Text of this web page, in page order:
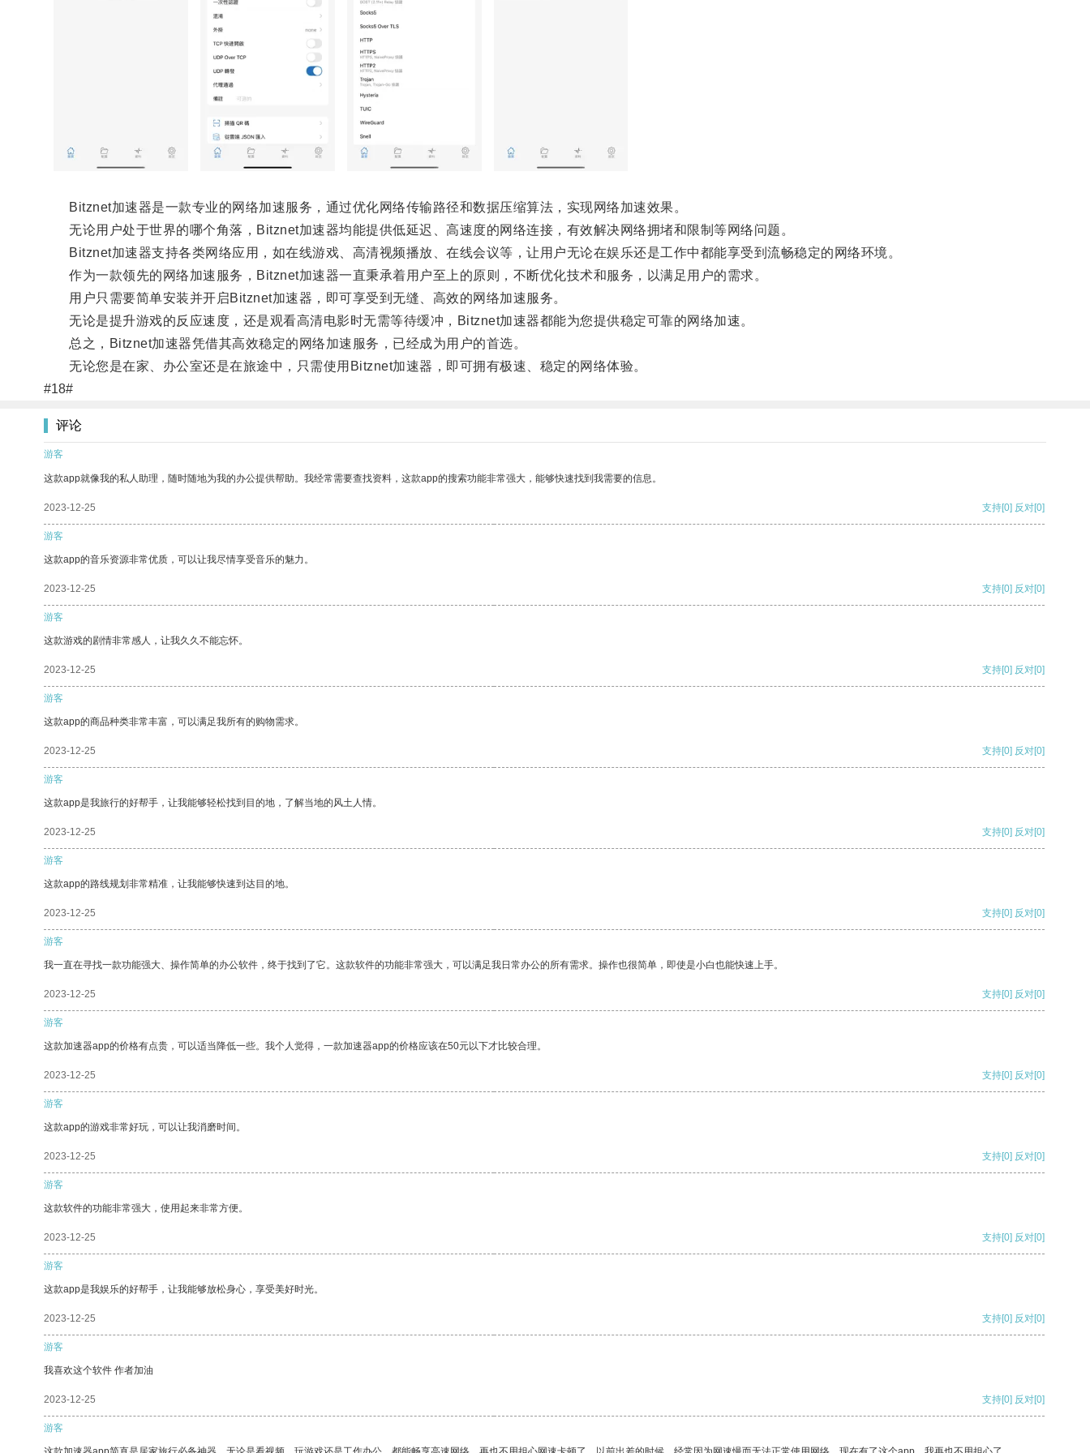
Bitznet加速器是一款专业的网络加速服务，通过优化网络传输路径和数据压缩算法，实现网络加速效果。
无论用户处于世界的哪个角落，Bitznet加速器均能提供低延迟、高速度的网络连接，有效解决网络拥堵和限制等网络问题。
Bitznet加速器支持各类网络应用，如在线游戏、高清视频播放、在线会议等，让用户无论在娱乐还是工作中都能享受到流畅稳定的网络环境。
作为一款领先的网络加速服务，Bitznet加速器一直秉承着用户至上的原则，不断优化技术和服务，以满足用户的需求。
用户只需要简单安装并开启Bitznet加速器，即可享受到无缝、高效的网络加速服务。
无论是提升游戏的反应速度，还是观看高清电影时无需等待缓冲，Bitznet加速器都能为您提供稳定可靠的网络加速。
总之，Bitznet加速器凭借其高效稳定的网络加速服务，已经成为用户的首选。
无论您是在家、办公室还是在旅途中，只需使用Bitznet加速器，即可拥有极速、稳定的网络体验。
#18#
评论
游客
这款app就像我的私人助理，随时随地为我的办公提供帮助。我经常需要查找资料，这款app的搜索功能非常强大，能够快速找到我需要的信息。
2023-12-25 支持[0] 反对[0]
游客
这款app的音乐资源非常优质，可以让我尽情享受音乐的魅力。
2023-12-25 支持[0] 反对[0]
游客
这款游戏的剧情非常感人，让我久久不能忘怀。
2023-12-25 支持[0] 反对[0]
游客
这款app的商品种类非常丰富，可以满足我所有的购物需求。
2023-12-25 支持[0] 反对[0]
游客
这款app是我旅行的好帮手，让我能够轻松找到目的地，了解当地的风土人情。
2023-12-25 支持[0] 反对[0]
游客
这款app的路线规划非常精准，让我能够快速到达目的地。
2023-12-25 支持[0] 反对[0]
游客
我一直在寻找一款功能强大、操作简单的办公软件，终于找到了它。这款软件的功能非常强大，可以满足我日常办公的所有需求。操作也很简单，即使是小白也能快速上手。
2023-12-25 支持[0] 反对[0]
游客
这款加速器app的价格有点贵，可以适当降低一些。我个人觉得，一款加速器app的价格应该在50元以下才比较合理。
2023-12-25 支持[0] 反对[0]
游客
这款app的游戏非常好玩，可以让我消磨时间。
2023-12-25 支持[0] 反对[0]
游客
这款软件的功能非常强大，使用起来非常方便。
2023-12-25 支持[0] 反对[0]
游客
这款app是我娱乐的好帮手，让我能够放松身心，享受美好时光。
2023-12-25 支持[0] 反对[0]
游客
我喜欢这个软件 作者加油
2023-12-25 支持[0] 反对[0]
游客